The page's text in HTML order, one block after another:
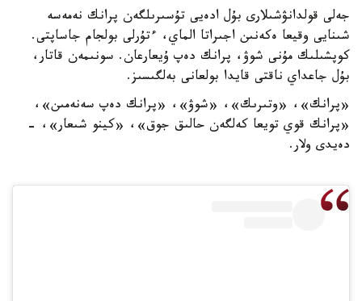
جەلى قولدانۋشىلارى بۇل ادەيى تۇسىرىلگەن پرانك نەمەسە
شىنايى وقيعا ەكەنىن اجىراتا الماي، ءتۇرلى بولجام جاساپتى.
كوپشىلىك مۇنى شوۋ، پرانك دەپ ۇيعارعان. سونىمەن قاتار،
بۇل جاعداي ناقتى قايدا بولعانى بەلگىسىز.
«پرانك»، «وتىرىك»، «شوۋ»، «پرانك دەپ سەنەمىن»،
«پرانك قوي تويعا كەلگەن حالىق جوق»، «كينو شىعار»، -
دەيدى ولار.